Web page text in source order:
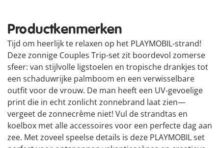
Productkenmerken
Tijd om heerlijk te relaxen op het PLAYMOBIL-strand!
Deze zonnige Couples Trip-set zit boordevol zomerse
sfeer: van stijlvolle ligstoelen en tropische drankjes tot
een schaduwrijke palmboom en een verwisselbare
outfit voor de vrouw. De man heeft een UV-gevoelige
print die in echt zonlicht zonnebrand laat zien—
vergeet de zonnecrème niet! Vul de strandtas en
koelbox met alle accessoires voor een perfecte dag aan
zee. Met zoveel speelse details is deze PLAYMOBIL set